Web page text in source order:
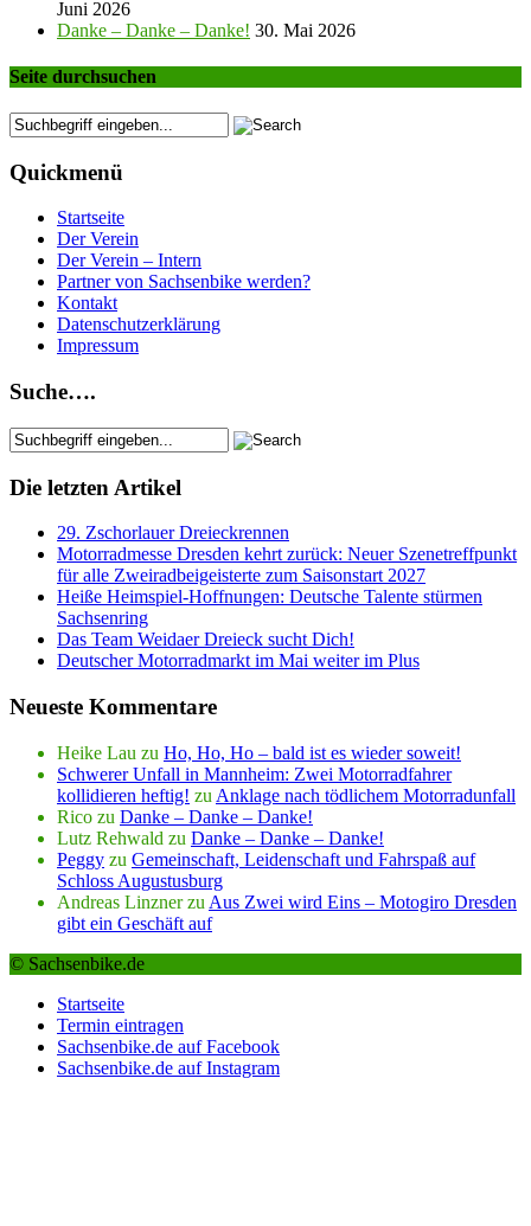
Juni 2026
Danke – Danke – Danke! 30. Mai 2026
Seite durchsuchen
Quickmenü
Startseite
Der Verein
Der Verein – Intern
Partner von Sachsenbike werden?
Kontakt
Datenschutzerklärung
Impressum
Suche….
Die letzten Artikel
29. Zschorlauer Dreieckrennen
Motorradmesse Dresden kehrt zurück: Neuer Szenetreffpunkt
für alle Zweiradbeigeisterte zum Saisonstart 2027
Heiße Heimspiel-Hoffnungen: Deutsche Talente stürmen
Sachsenring
Das Team Weidaer Dreieck sucht Dich!
Deutscher Motorradmarkt im Mai weiter im Plus
Neueste Kommentare
Heike Lau zu Ho, Ho, Ho – bald ist es wieder soweit!
Schwerer Unfall in Mannheim: Zwei Motorradfahrer
kollidieren heftig! zu Anklage nach tödlichem Motorradunfall
Rico zu Danke – Danke – Danke!
Lutz Rehwald zu Danke – Danke – Danke!
Peggy zu Gemeinschaft, Leidenschaft und Fahrspaß auf
Schloss Augustusburg
Andreas Linznerzu Aus Zwei wird Eins – Motogiro Dresden
gibt ein Geschäft auf
© Sachsenbike.de
Startseite
Termin eintragen
Sachsenbike.de auf Facebook
Sachsenbike.de auf Instagram